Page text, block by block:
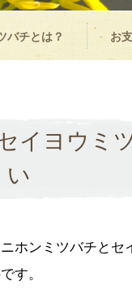
バチとは？ お
イヨウミ
い
ホンミツバチとセ
す。